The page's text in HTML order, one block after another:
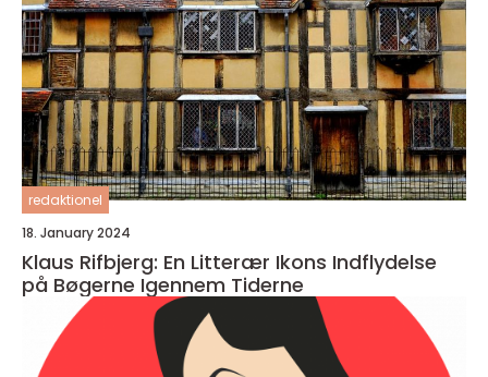
redaktionel
18. January 2024
Klaus Rifbjerg: En Litterær Ikons Indflydelse
på Bøgerne Igennem Tiderne